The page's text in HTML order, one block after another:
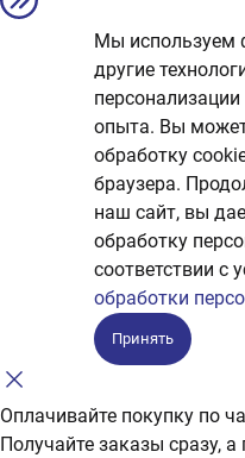
Мы используем
другие
опыта. Вы
обработку
браузера.
наш сайт, вы
обработку
соответствии с
обработки
Принять
Оплачивайте покупку по
Получайте заказы сразу, а